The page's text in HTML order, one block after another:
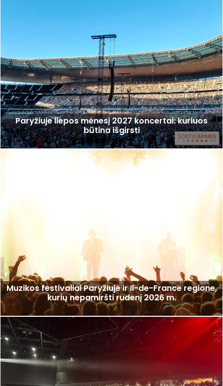
Paryžiuje liepos mėnesį 2027 koncertai: kuriuos
būtina išgirsti
Muzikos festivaliai Paryžiuje ir Il-de-France regione,
kurių nepamiršti rudenį 2026 m.